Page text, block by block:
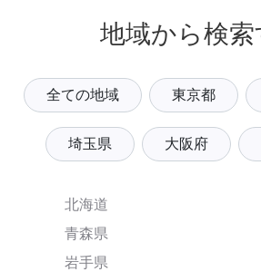
地域から検索
全ての地域 東京都
埼玉県 大阪府
北海道
青森県
岩手県